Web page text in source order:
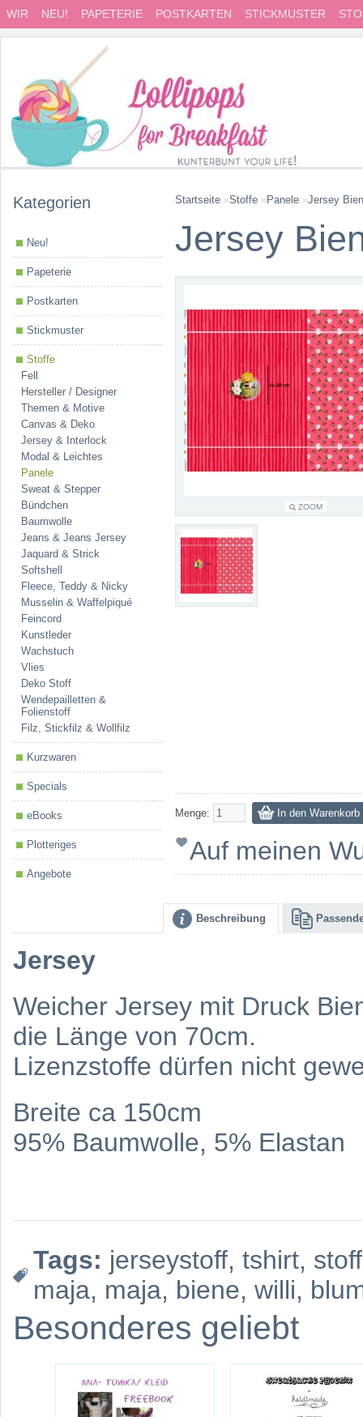
WIR NEU! PAPETERIE POSTKARTEN STICKMUSTER
Kategorien
Neu!
Papeterie
Postkarten
Stickmuster
Stoffe
Fell
Hersteller / Designer
Themen & Motive
Canvas & Deko
Jersey & Interlock
Modal & Leichtes
Panele
Sweat & Stepper
Bündchen
Baumwolle
Jeans & Jeans Jersey
Jaquard & Strick
Softshell
Fleece, Teddy & Nicky
Musselin & Waffelpiqué
Feincord
Kunstleder
Wachstuch
Vlies
Deko Stoff
Wendepailletten &
Folienstoff
Filz, Stickfilz & Wollfilz
Kurzwaren
Specials
eBooks
Plotteriges
Angebote
Startseite »Stoffe »Panele »Jersey
Jersey
ZOOM
Menge:
Auf meinen
Beschreibung
Jersey
Weicher Jersey mit Druck
die Länge von 70cm.
Lizenzstoffe dürfen nicht
Breite ca 150cm
95% Baumwolle, 5% Elastan
Tags: jerseystoff, tshirt, stoff
maja, maja, biene, willi,
Besonderes geliebt